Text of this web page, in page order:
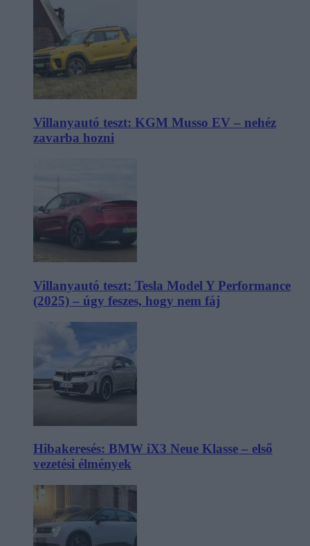
Villanyautó teszt: KGM Musso EV – nehéz
zavarba hozni
Villanyautó teszt: Tesla Model Y Performance
(2025) – úgy feszes, hogy nem fáj
Hibakeresés: BMW iX3 Neue Klasse – első
vezetési élmények